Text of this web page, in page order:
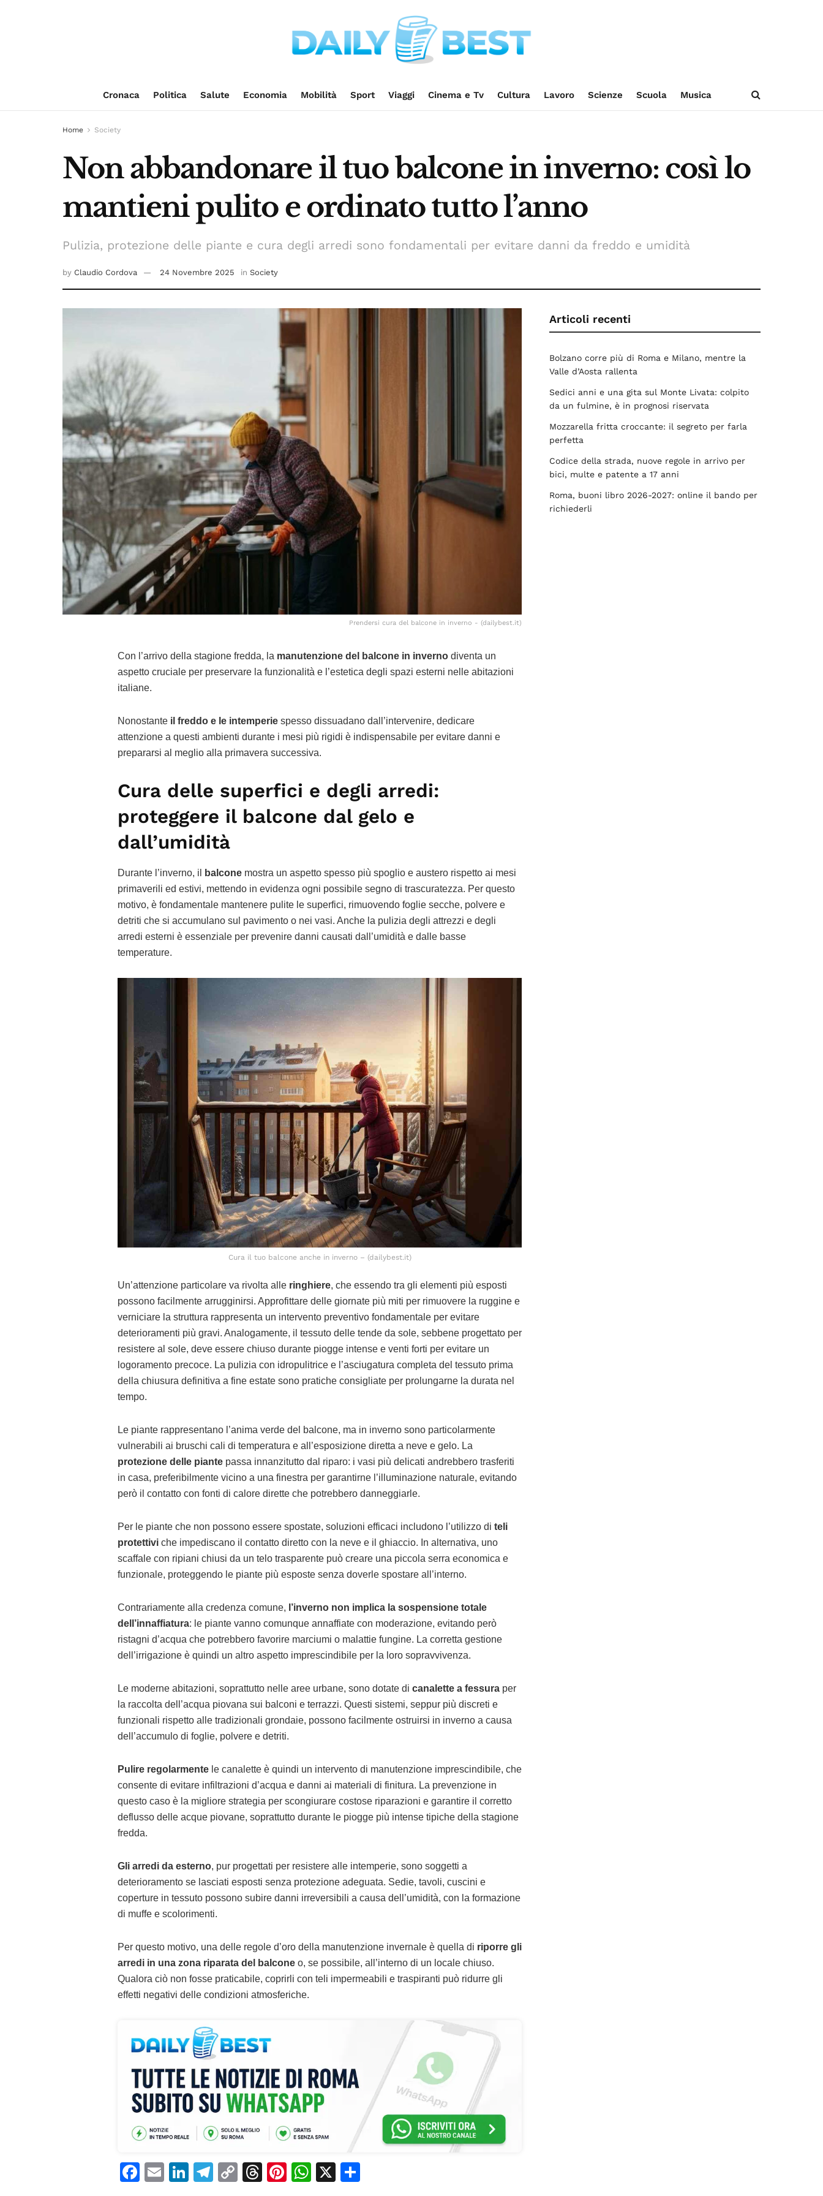
Cronaca Politica Salute Economia Mobilità Sport Viaggi Cinema e Tv Cultura Lavoro Scienze Scuola Musica
Home Society
Non abbandonare il tuo balcone in inverno: così lo
mantieni pulito e ordinato tutto l’anno
Pulizia, protezione delle piante e cura degli arredi sono fondamentali per evitare danni da freddo e umidità
by Claudio Cordova 24 Novembre 2025 in Society
Prendersi cura del balcone in inverno - (dailybest.it)
Con l’arrivo della stagione fredda, la manutenzione del balcone in inverno diventa un
aspetto cruciale per preservare la funzionalità e l’estetica degli spazi esterni nelle abitazioni
italiane.
Nonostante il freddo e le intemperie spesso dissuadano dall’intervenire, dedicare
attenzione a questi ambienti durante i mesi più rigidi è indispensabile per evitare danni e
prepararsi al meglio alla primavera successiva.
Cura delle superfici e degli arredi:
proteggere il balcone dal gelo e
dall’umidità
Durante l’inverno, il balcone mostra un aspetto spesso più spoglio e austero rispetto ai mesi
primaverili ed estivi, mettendo in evidenza ogni possibile segno di trascuratezza. Per questo
motivo, è fondamentale mantenere pulite le superfici, rimuovendo foglie secche, polvere e
detriti che si accumulano sul pavimento o nei vasi. Anche la pulizia degli attrezzi e degli
arredi esterni è essenziale per prevenire danni causati dall’umidità e dalle basse
temperature.
Cura il tuo balcone anche in inverno – (dailybest.it)
Un’attenzione particolare va rivolta alle ringhiere, che essendo tra gli elementi più esposti
possono facilmente arrugginirsi. Approfittare delle giornate più miti per rimuovere la ruggine e
verniciare la struttura rappresenta un intervento preventivo fondamentale per evitare
deterioramenti più gravi. Analogamente, il tessuto delle tende da sole, sebbene progettato per
resistere al sole, deve essere chiuso durante piogge intense e venti forti per evitare un
logoramento precoce. La pulizia con idropulitrice e l’asciugatura completa del tessuto prima
della chiusura definitiva a fine estate sono pratiche consigliate per prolungarne la durata nel
tempo.
Le piante rappresentano l’anima verde del balcone, ma in inverno sono particolarmente
vulnerabili ai bruschi cali di temperatura e all’esposizione diretta a neve e gelo. La
protezione delle piante passa innanzitutto dal riparo: i vasi più delicati andrebbero trasferiti
in casa, preferibilmente vicino a una finestra per garantirne l’illuminazione naturale, evitando
però il contatto con fonti di calore dirette che potrebbero danneggiarle.
Per le piante che non possono essere spostate, soluzioni efficaci includono l’utilizzo di teli
protettivi che impediscano il contatto diretto con la neve e il ghiaccio. In alternativa, uno
scaffale con ripiani chiusi da un telo trasparente può creare una piccola serra economica e
funzionale, proteggendo le piante più esposte senza doverle spostare all’interno.
Contrariamente alla credenza comune, l’inverno non implica la sospensione totale
dell’innaffiatura: le piante vanno comunque annaffiate con moderazione, evitando però
ristagni d’acqua che potrebbero favorire marciumi o malattie fungine. La corretta gestione
dell’irrigazione è quindi un altro aspetto imprescindibile per la loro sopravvivenza.
Le moderne abitazioni, soprattutto nelle aree urbane, sono dotate di canalette a fessura per
la raccolta dell’acqua piovana sui balconi e terrazzi. Questi sistemi, seppur più discreti e
funzionali rispetto alle tradizionali grondaie, possono facilmente ostruirsi in inverno a causa
dell’accumulo di foglie, polvere e detriti.
Pulire regolarmente le canalette è quindi un intervento di manutenzione imprescindibile, che
consente di evitare infiltrazioni d’acqua e danni ai materiali di finitura. La prevenzione in
questo caso è la migliore strategia per scongiurare costose riparazioni e garantire il corretto
deflusso delle acque piovane, soprattutto durante le piogge più intense tipiche della stagione
fredda.
Gli arredi da esterno, pur progettati per resistere alle intemperie, sono soggetti a
deterioramento se lasciati esposti senza protezione adeguata. Sedie, tavoli, cuscini e
coperture in tessuto possono subire danni irreversibili a causa dell’umidità, con la formazione
di muffe e scolorimenti.
Per questo motivo, una delle regole d’oro della manutenzione invernale è quella di riporre gli
arredi in una zona riparata del balcone o, se possibile, all’interno di un locale chiuso.
Qualora ciò non fosse praticabile, coprirli con teli impermeabili e traspiranti può ridurre gli
effetti negativi delle condizioni atmosferiche.
F
E
Li T
C
T
Pi W X
Articoli recenti
Bolzano corre più di Roma e Milano, mentre la
Valle d’Aosta rallenta
Sedici anni e una gita sul Monte Livata: colpito
da un fulmine, è in prognosi riservata
Mozzarella fritta croccante: il segreto per farla
perfetta
Codice della strada, nuove regole in arrivo per
bici, multe e patente a 17 anni
Roma, buoni libro 2026-2027: online il bando per
richiederli